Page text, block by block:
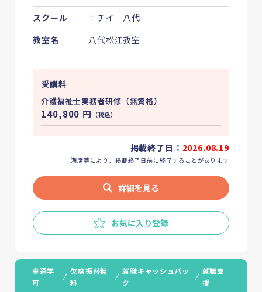
スクール
ニチイ 八代
教室名
八代松江教室
受講料
介護福祉士実務者研修（無資格）
140,800 円 （税込）
掲載終了日： 2026.08.19
満席等により、掲載終了日前に終了することがあります
詳細を見る
お気に入り登録
車通学
可
欠席振替無
料
就職キャッシュバッ
ク
就職支
援